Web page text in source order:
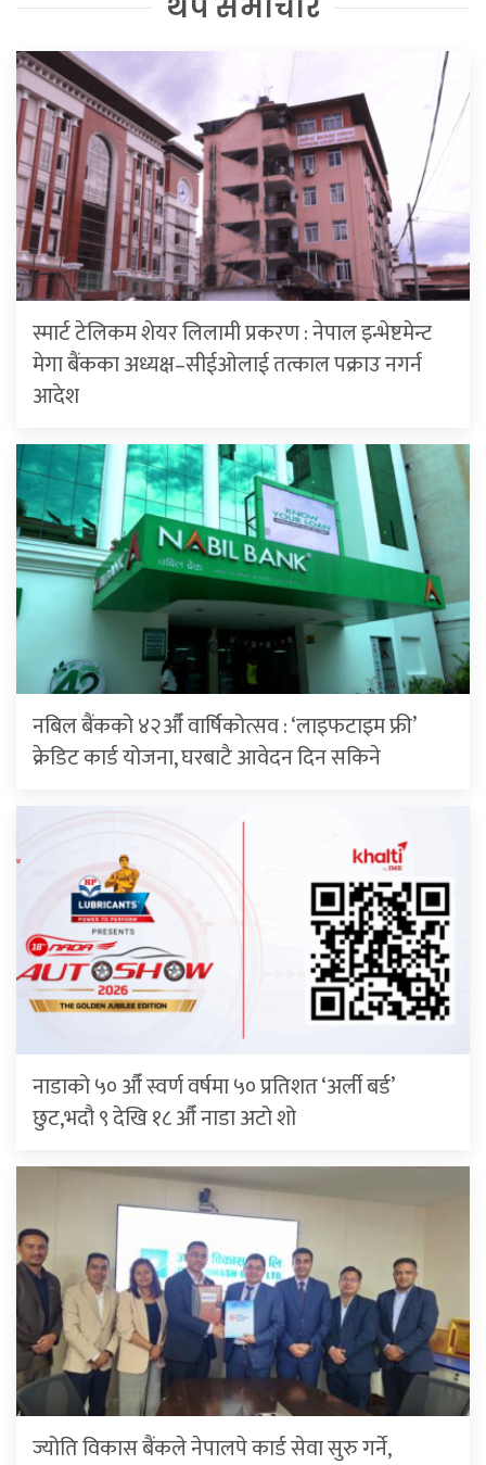
स्मार्ट टेलिकम शेयर लिलामी प्रकरण : नेपाल इन्भेष्टमेन्ट
मेगा बैंकका अध्यक्ष–सीईओलाई तत्काल पक्राउ नगर्न
आदेश
नबिल बैंकको ४२औँ वार्षिकोत्सव : ‘लाइफटाइम फ्री’
क्रेडिट कार्ड योजना, घरबाटै आवेदन दिन सकिने
नाडाको ५० औँ स्वर्ण वर्षमा ५० प्रतिशत ‘अर्ली बर्ड’
छुट,भदौ ९ देखि १८ औँ नाडा अटो शो
ज्योति विकास बैंकले नेपालपे कार्ड सेवा सुरु गर्ने,